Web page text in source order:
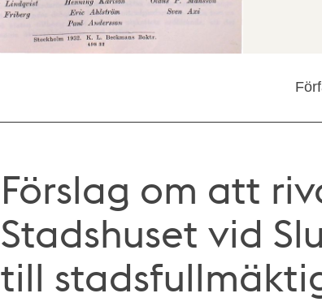
Förslag om att
Stadshuset vid
till